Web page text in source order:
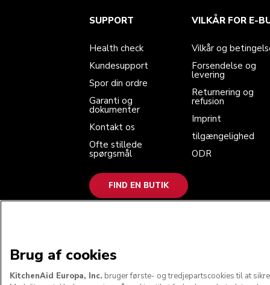
Health check
Kundesupport
Kontakt os
Vilkår og betingelser
Forsendelse og levering
tilgængelighed
Mærket
Vores historie
Find en butik
SUPPORT
Health check
Kundesupport
Spor din ordre
Garanti og
dokumenter
Kontakt os
Ofte stillede
spørgsmål
VILKÅR FOR E-
Vilkår og
Forsendelse og
levering
Returnering og
refusion
Imprint
tilgængelighed
ODR
FIND EN BUTIK
Brug af cookies
KitchenAid Europa, Inc. bruger første- og tredjepartscookies til at